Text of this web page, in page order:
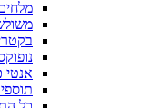
אנטי